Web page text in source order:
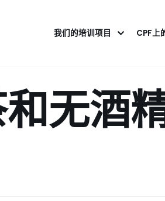
我们的培训项目 CPF上
无酒